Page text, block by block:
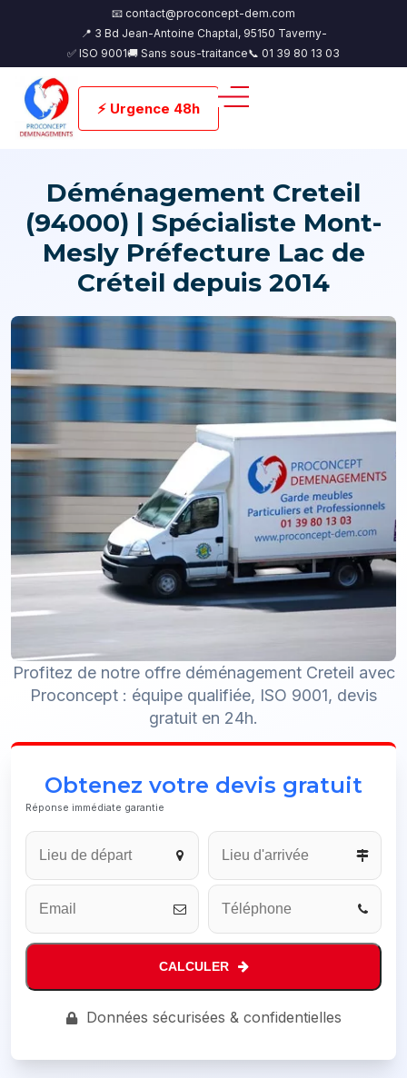
📧 contact@proconcept-dem.com
📍 3 Bd Jean-Antoine Chaptal, 95150 Taverny-
✅ ISO 9001🚚 Sans sous-traitance📞 01 39 80 13 03
⚡ Urgence 48h
Déménagement Creteil
(94000) | Spécialiste Mont-
Mesly Préfecture Lac de
Créteil depuis 2014
Profitez de notre offre déménagement Creteil avec
Proconcept : équipe qualifiée, ISO 9001, devis
gratuit en 24h.
Obtenez votre devis gratuit
Réponse immédiate garantie
CALCULER
Données sécurisées & confidentielles